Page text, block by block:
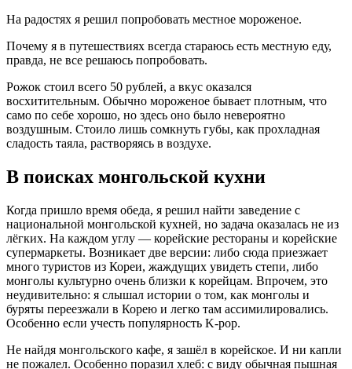
На радостях я решил попробовать местное мороженое.
Почему я в путешествиях всегда стараюсь есть местную еду,
правда, не все решаюсь попробовать.
Рожок стоил всего 50 рублей, а вкус оказался
восхитительным. Обычно мороженое бывает плотным, что
само по себе хорошо, но здесь оно было невероятно
воздушным. Стоило лишь сомкнуть губы, как прохладная
сладость таяла, растворяясь в воздухе.
В поисках монгольской кухни
Когда пришло время обеда, я решил найти заведение с
национальной монгольской кухней, но задача оказалась не из
лёгких. На каждом углу — корейские рестораны и корейские
супермаркеты. Возникает две версии: либо сюда приезжает
много туристов из Кореи, жаждущих увидеть степи, либо
монголы культурно очень близки к корейцам. Впрочем, это
неудивительно: я слышал истории о том, как монголы и
буряты переезжали в Корею и легко там ассимилировались.
Особенно если учесть популярность K-pop.
Не найдя монгольского кафе, я зашёл в корейское. И ни капли
не пожалел. Особенно поразил хлеб: с виду обычная пышная